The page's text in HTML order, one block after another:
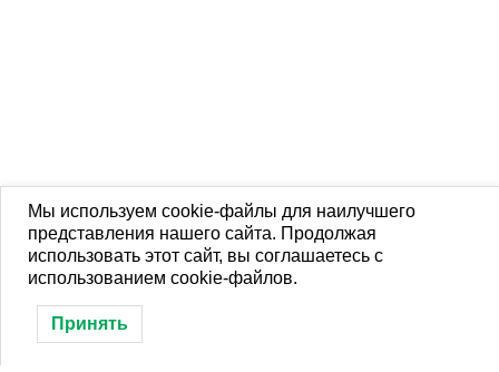
Погон классический
Р1,900
В КОРЗИНУ
ДЛЯ СПИЦ!
Кардиган SOUL
Р1,900
В КОРЗИНУ
Мы используем cookie-файлы для наилучшего
представления нашего сайта. Продолжая
использовать этот сайт, вы соглашаетесь с
использованием cookie-файлов.
Принять